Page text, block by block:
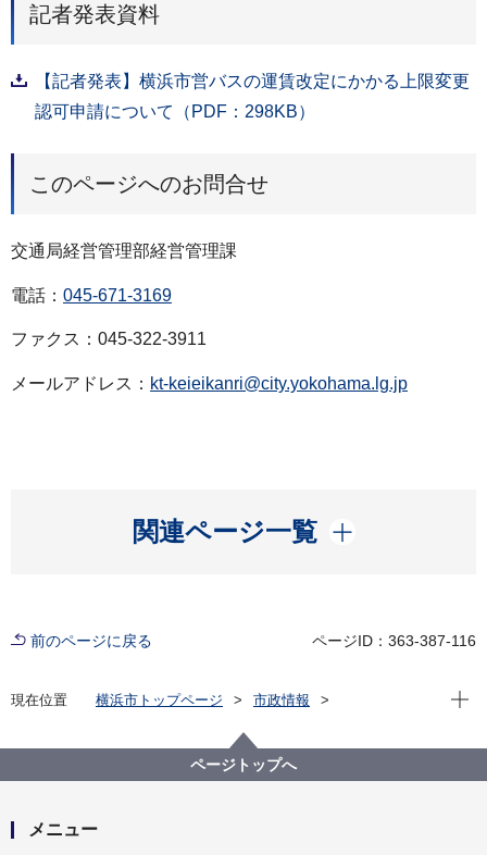
記者発表資料
【記者発表】横浜市営バスの運賃改定にかかる上限変更
認可申請について（PDF：298KB）
このページへのお問合せ
交通局経営管理部経営管理課
電話： 045-671-3169
ファクス：045-322-3911
メールアドレス： kt-keieikanri@city.yokohama.lg.jp
関連ページ一覧
開く
前のページに戻る ページID：363-387-116
現在位置 横浜市トップページ
市政情報
横浜市営バスの運賃改定にかかる上限変更認可申請に
ついて
現在
ページトップへ
メニュー